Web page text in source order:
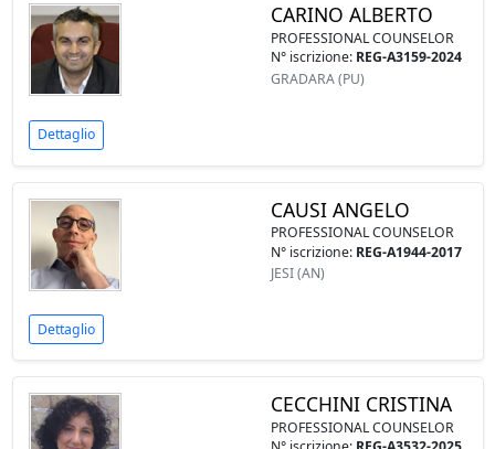
CARINO ALBERTO
PROFESSIONAL COUNSELOR
N° iscrizione: REG-A3159-2024
GRADARA (PU)
Dettaglio
CAUSI ANGELO
PROFESSIONAL COUNSELOR
N° iscrizione: REG-A1944-2017
JESI (AN)
Dettaglio
CECCHINI CRISTINA
PROFESSIONAL COUNSELOR